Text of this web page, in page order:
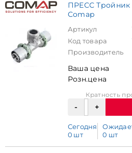
ПРЕСС Тройник
Comap
Артикул
Код товара
Производитель
Ваша цена
Розн.цена
Кратность
Сегодня
0 шт
0 шт